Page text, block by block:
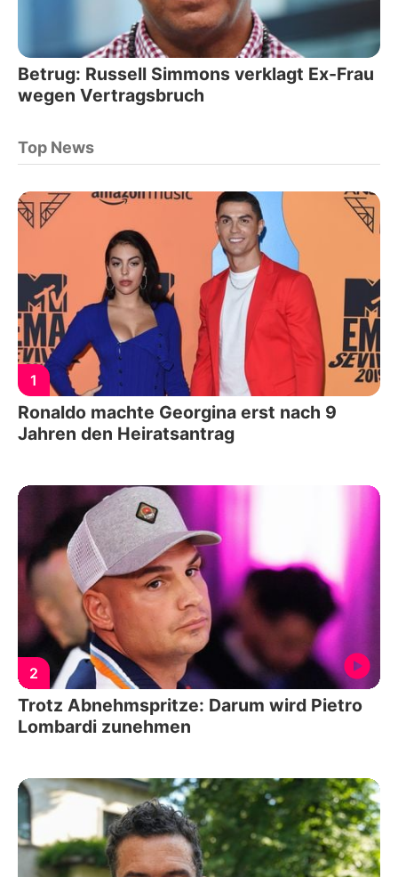
Betrug: Russell Simmons verklagt Ex-Frau
wegen Vertragsbruch
Top News
1
Ronaldo machte Georgina erst nach 9
Jahren den Heiratsantrag
2
Trotz Abnehmspritze: Darum wird Pietro
Lombardi zunehmen